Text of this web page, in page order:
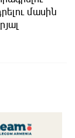
մասին